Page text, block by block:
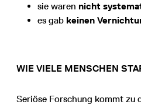
sie waren nicht
es gab keinen
WIE VIELE MENSCHEN
Seriöse Forschung kommt zu